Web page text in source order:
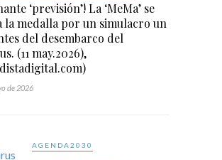
‘previsión’! La ‘MeMa’ se
la medalla por un simulacro un
del desembarco del
(11 may.2026),
de 2026
AGENDA2030